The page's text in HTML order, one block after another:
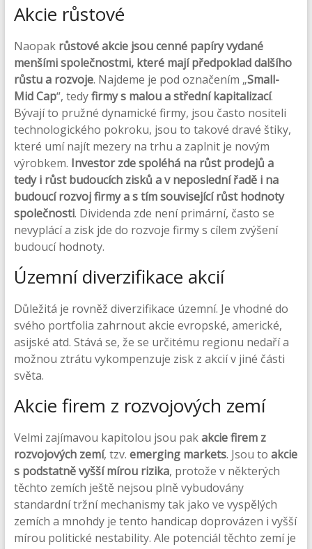
Akcie růstové
Naopak růstové akcie jsou cenné papíry vydané
menšími společnostmi, které mají předpoklad dalšího
růstu a rozvoje. Najdeme je pod označením „Small-
Mid Cap“, tedyfirmy s malou a střední kapitalizací.
Bývají to pružné dynamické firmy, jsou často nositeli
technologického pokroku, jsou to takové dravé štiky,
které umí najít mezery na trhu a zaplnit je novým
výrobkem. Investor zde spoléhá na růst prodejů a
tedy i růst budoucích zisků a v neposlední řadě i na
budoucí rozvoj firmy a s tím související růst hodnoty
společnosti. Dividenda zde není primární, často se
nevyplácí a zisk jde do rozvoje firmy s cílem zvýšení
budoucí hodnoty.
Územní diverzifikace akcií
Důležitá je rovněž diverzifikace územní. Je vhodné do
svého portfolia zahrnout akcie evropské, americké,
asijské atd. Stává se, že se určitému regionu nedaří a
možnou ztrátu vykompenzuje zisk z akcií v jiné části
světa.
Akcie firem z rozvojových zemí
Velmi zajímavou kapitolou jsou pakakcie firem z
rozvojových zemí, tzv. emerging markets. Jsou to akcie
s podstatně vyšší mírou rizika, protože v některých
těchto zemích ještě nejsou plně vybudovány
standardní tržní mechanismy tak jako ve vyspělých
zemích a mnohdy je tento handicap doprovázen i vyšší
mírou politické nestability. Ale potenciál těchto zemí je